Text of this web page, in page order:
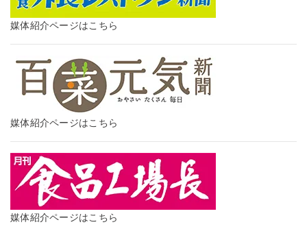
媒体紹介ページはこちら
媒体紹介ページはこちら
媒体紹介ページはこちら